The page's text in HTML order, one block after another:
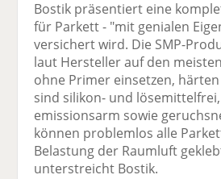
Bostik präsentiert eine
für Parkett - "mit genialen
versichert wird. Die SMP-
laut Hersteller auf den
ohne Primer einsetzen,
sind silikon- und
emissionsarm sowie
können problemlos alle
Belastung der Raumluft
unterstreicht Bostik.